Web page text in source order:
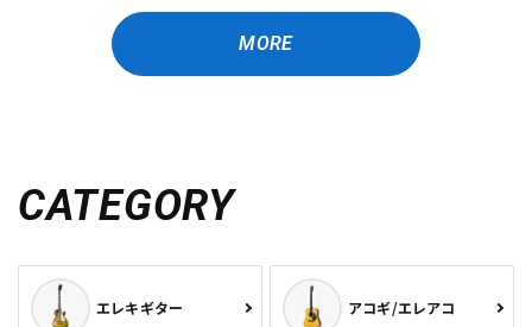
MORE
CATEGORY
エレキギター アコギ/エレアコ